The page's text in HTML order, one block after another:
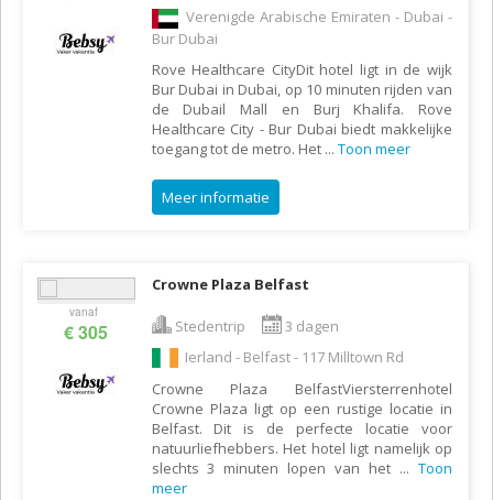
Verenigde Arabische Emiraten - Dubai -
Bur Dubai
Rove Healthcare CityDit hotel ligt in de wijk
Bur Dubai in Dubai, op 10 minuten rijden van
de Dubail Mall en Burj Khalifa. Rove
Healthcare City - Bur Dubai biedt makkelijke
toegang tot de metro. Het ... Toon meer
Meer informatie
vanaf
€ 305
Crowne Plaza Belfast
Stedentrip
3 dagen
Ierland - Belfast - 117 Milltown Rd
Crowne Plaza BelfastViersterrenhotel
Crowne Plaza ligt op een rustige locatie in
Belfast. Dit is de perfecte locatie voor
natuurliefhebbers. Het hotel ligt namelijk op
slechts 3 minuten lopen van het ... Toon
meer